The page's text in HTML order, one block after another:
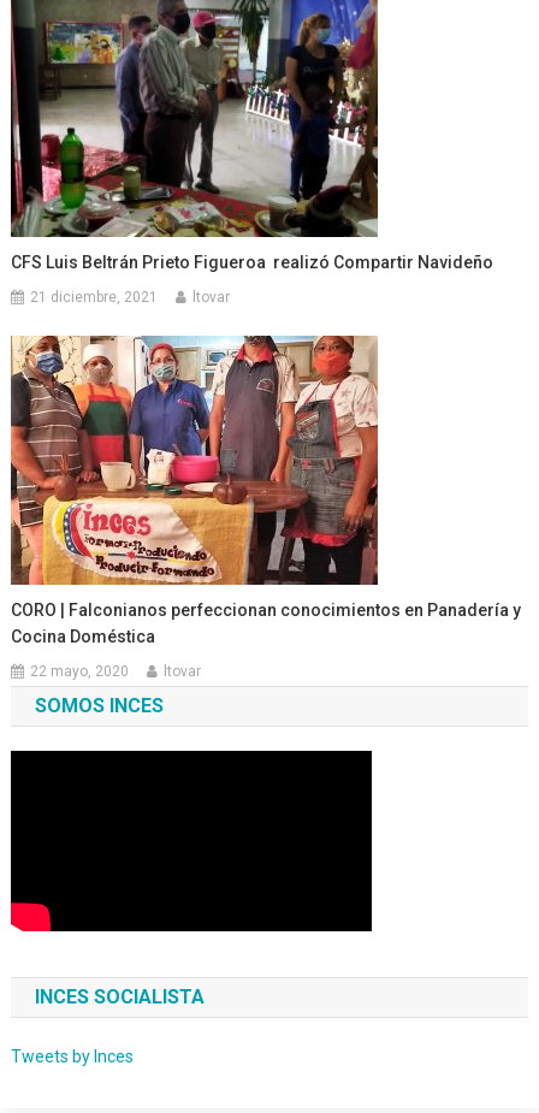
CFS Luis Beltrán Prieto Figueroa realizó Compartir Navideño
21 diciembre, 2021 ltovar
CORO | Falconianos perfeccionan conocimientos en Panadería y
Cocina Doméstica
22 mayo, 2020 ltovar
SOMOS INCES
INCES SOCIALISTA
Tweets by Inces